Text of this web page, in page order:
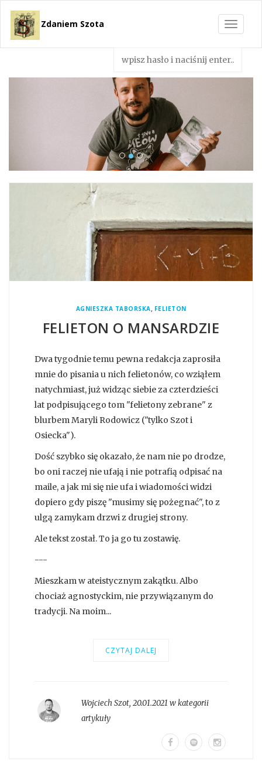
Toggle
Zdaniem Szota
AGNIESZKA TABORSKA, FELIETON
FELIETON O MANSARDZIE
Dwa tygodnie temu pewna redakcja zaprosiła
mnie do pisania u nich felietonów, co wziąłem
natychmiast, już widząc siebie za czterdzieści
lat podpisującego tom "felietony zebrane" z
blurbem Maryli Rodowicz ("tylko Szot i
Osiecka").
Dość szybko się okazało, że nam nie po drodze,
bo oni raczej nie ufają i nie potrafią odpisać na
maile, a jak mi się nie ufa i wiadomości widzi
dopiero gdy piszę "musimy się pożegnać", to z
ulgą zamykam drzwi z drugiej strony.
Ale tekst został. To ja go tu zostawię.
---
Mieszkam w ateistycznym zakątku. Albo
chociaż agnostyckim, nie przywiązanym do
tradycji. Na moim...
CZYTAJ DALEJ
Wojciech Szot,20.01.2021 w kategorii
artykuły